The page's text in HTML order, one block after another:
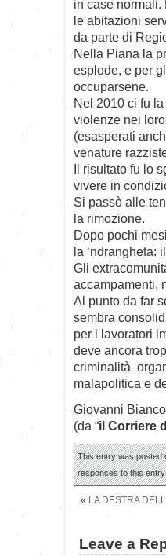
in case normali.
le abitazioni
da parte di
Nella Piana la
esplode, e per
occuparsene.
Nel 2010 ci fu
violenze nei
(esasperati
venature
Il risultato fu lo
vivere in
Si passò alle
la rimozione.
Dopo pochi
la ‘ndrangheta:
Gli
accampamenti,
Al punto da far
sembra
per i lavoratori
deve ancora
criminalità
malapolitica e
Giovanni
(da “il Corriere
This entry was posted
responses to this
« LA DESTRA
Leave a